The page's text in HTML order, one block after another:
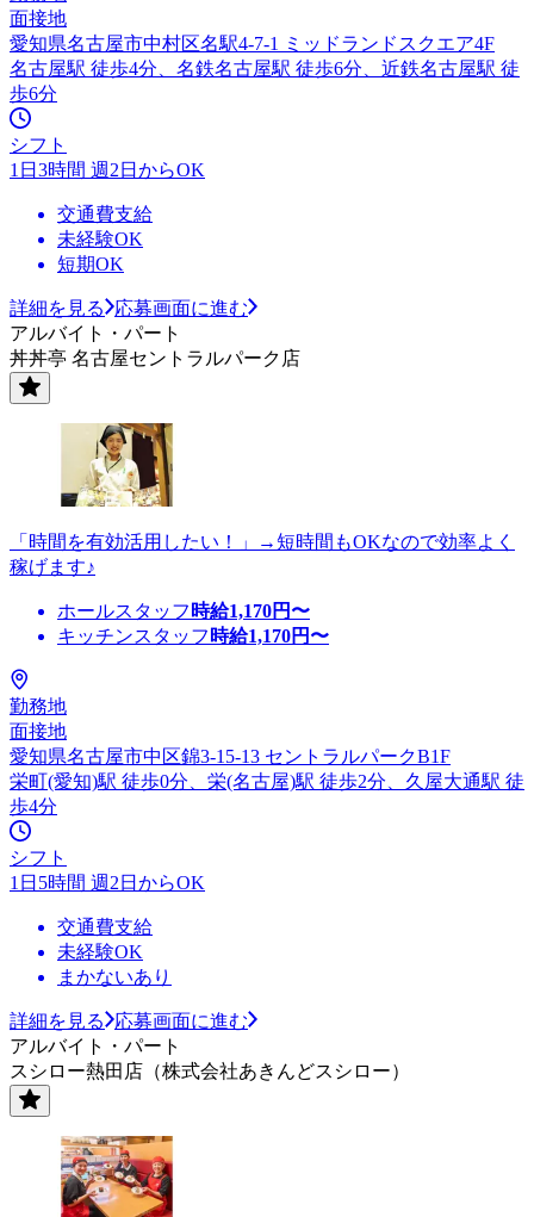
面接地
愛知県名古屋市中村区名駅4-7-1 ミッドランドスクエア4F
名古屋駅 徒歩4分、名鉄名古屋駅 徒歩6分、近鉄名古屋駅 徒
歩6分
シフト
1日3時間 週2日からOK
交通費支給
未経験OK
短期OK
詳細を見る
応募画面に進む
アルバイト・パート
丼丼亭 名古屋セントラルパーク店
「時間を有効活用したい！」→短時間もOKなので効率よく
稼げます♪
ホールスタッフ 時給1,170円〜
キッチンスタッフ 時給1,170円〜
勤務地
面接地
愛知県名古屋市中区錦3-15-13 セントラルパークB1F
栄町(愛知)駅 徒歩0分、栄(名古屋)駅 徒歩2分、久屋大通駅 徒
歩4分
シフト
1日5時間 週2日からOK
交通費支給
未経験OK
まかないあり
詳細を見る
応募画面に進む
アルバイト・パート
スシロー熱田店（株式会社あきんどスシロー）